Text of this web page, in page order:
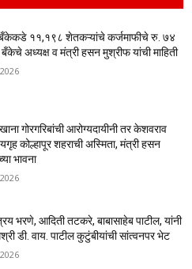
११,१९८ शेतकऱ्यांचे कर्जमाफीचे रु. ७४
बँकेचे अध्यक्ष व मंत्री हसन मुश्रीफ यांची माहिती
गोरगरिबांची आरोग्यदायीनी तर केशवराव
कोल्हापूर शहराची अस्मिता, मंत्री हसन
भावना
भरणे, आदिती तटकरे, बाबासाहेब पाटील, यांनी
डी. वाय. पाटील कुटुंबीयांची सांत्वनपर भेट